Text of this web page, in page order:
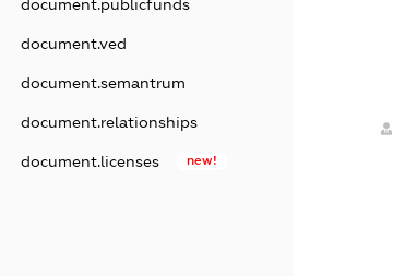
document.publicfunds
document.ved
document.semantrum
document.relationships
document.licenses new!